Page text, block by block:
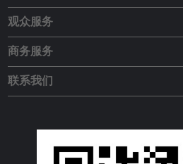
观众服务
商务服务
联系我们